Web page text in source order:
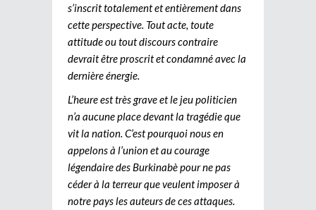
s’inscrit totalement et entièrement dans
cette perspective. Tout acte, toute
attitude ou tout discours contraire
devrait être proscrit et condamné avec la
dernière énergie.
L’heure est très grave et le jeu politicien
n’a aucune place devant la tragédie que
vit la nation. C’est pourquoi nous en
appelons à l’union et au courage
légendaire des Burkinabè pour ne pas
céder à la terreur que veulent imposer à
notre pays les auteurs de ces attaques.